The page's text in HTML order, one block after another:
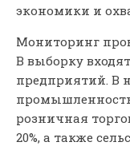
экономики и
Мониторинг
В выборку
предприятий. В
промышленность
розничная
20%, а также